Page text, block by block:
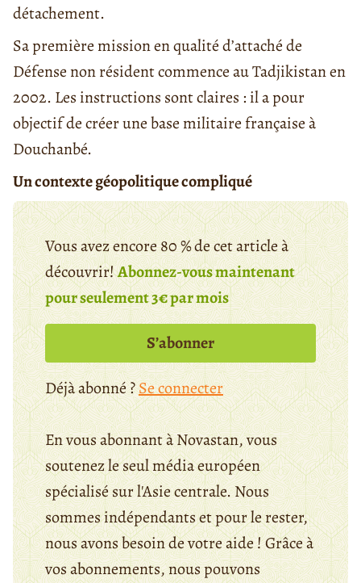
détachement.
Sa première mission en qualité d’attaché de
Défense non résident commence au Tadjikistan en
2002. Les instructions sont claires : il a pour
objectif de créer une base militaire française à
Douchanbé.
Un contexte géopolitique compliqué
Vous avez encore 80 % de cet article à
découvrir!Abonnez-vous maintenant
pour seulement 3€ par mois
S’abonner
Déjà abonné ?Se connecter
En vous abonnant à Novastan, vous
soutenez le seul média européen
spécialisé sur l'Asie centrale. Nous
sommes indépendants et pour le rester,
nous avons besoin de votre aide ! Grâce à
vos abonnements, nous pouvons